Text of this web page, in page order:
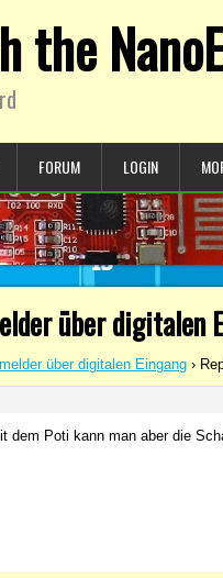
FORUM LOGIN
über digitalen
über digitalen Eingang ›
dem Poti kann man aber die